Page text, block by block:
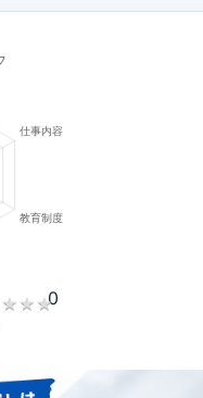
★ ★ ★
★ ★ ★0